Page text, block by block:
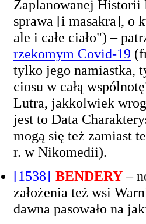
Zaplanowanej Historii
sprawa [i masakra], o
ale i całe ciało") –
rzekomym Covid-19
tylko jego namiastka,
ciosu w całą
Lutra, jakkolwiek
jest to Data
mogą się też zamiast
r. w Nikomedii).
[1538] BENDERY–
założenia też wsi
dawna pasowało na